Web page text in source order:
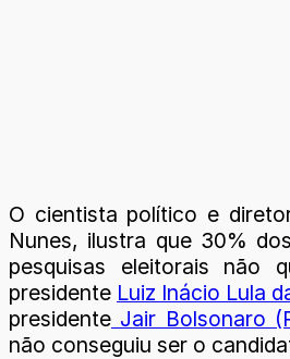
O cientista político e
Nunes, ilustra que 30%
pesquisas eleitorais não
presidente Luiz Inácio Lula
presidente Jair Bolsonaro
não conseguiu ser o